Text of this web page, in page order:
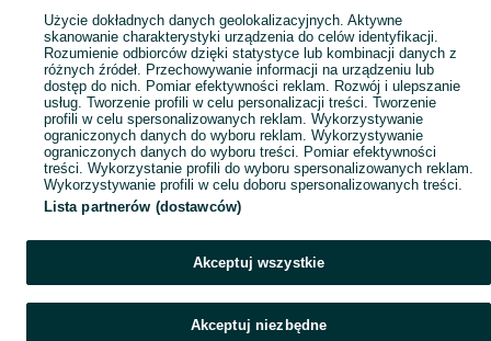
Użycie dokładnych danych geolokalizacyjnych. Aktywne
skanowanie charakterystyki urządzenia do celów identyfikacji.
Rozumienie odbiorców dzięki statystyce lub kombinacji danych z
różnych źródeł. Przechowywanie informacji na urządzeniu lub
dostęp do nich. Pomiar efektywności reklam. Rozwój i ulepszanie
usług. Tworzenie profili w celu personalizacji treści. Tworzenie
profili w celu spersonalizowanych reklam. Wykorzystywanie
ograniczonych danych do wyboru reklam. Wykorzystywanie
ograniczonych danych do wyboru treści. Pomiar efektywności
treści. Wykorzystanie profili do wyboru spersonalizowanych reklam.
Wykorzystywanie profili w celu doboru spersonalizowanych treści.
Lista partnerów (dostawców)
Akceptuj wszystkie
Akceptuj niezbędne